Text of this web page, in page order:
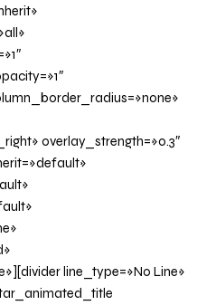
overlay_strength=»0.3″
line_type=»No Line»